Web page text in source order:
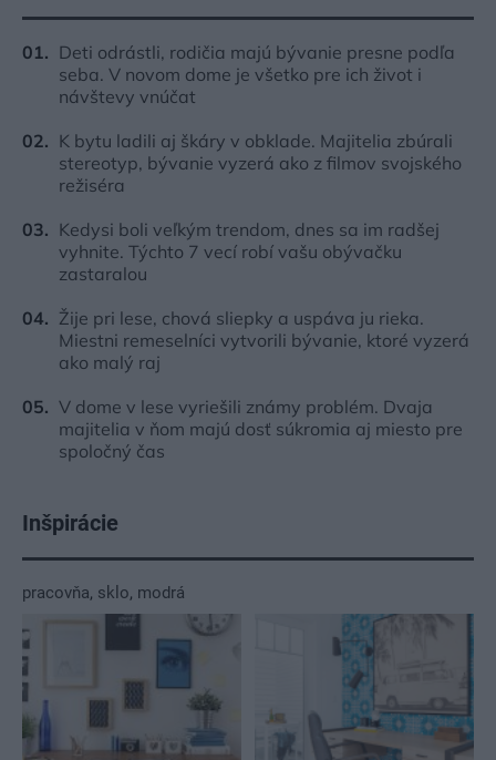
Deti odrástli, rodičia majú bývanie presne podľa
seba. V novom dome je všetko pre ich život i
návštevy vnúčat
K bytu ladili aj škáry v obklade. Majitelia zbúrali
stereotyp, bývanie vyzerá ako z filmov svojského
režiséra
Kedysi boli veľkým trendom, dnes sa im radšej
vyhnite. Týchto 7 vecí robí vašu obývačku
zastaralou
Žije pri lese, chová sliepky a uspáva ju rieka.
Miestni remeselníci vytvorili bývanie, ktoré vyzerá
ako malý raj
V dome v lese vyriešili známy problém. Dvaja
majitelia v ňom majú dosť súkromia aj miesto pre
spoločný čas
Inšpirácie
pracovňa, sklo, modrá